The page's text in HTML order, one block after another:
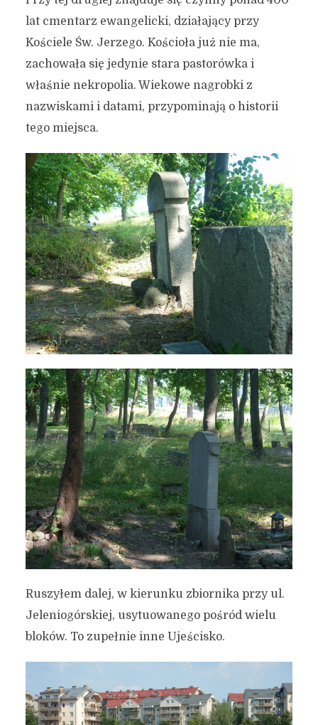
lat cmentarz ewangelicki, działający przy
Kościele Św. Jerzego. Kościoła już nie ma,
zachowała się jedynie stara pastorówka i
właśnie nekropolia. Wiekowe nagrobki z
nazwiskami i datami, przypominają o historii
tego miejsca.
Ruszyłem dalej, w kierunku zbiornika przy ul.
Jeleniogórskiej, usytuowanego pośród wielu
bloków. To zupełnie inne Ujeścisko.